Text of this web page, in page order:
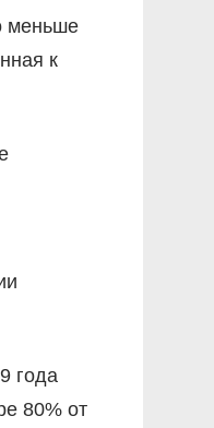
меньше
к
года
80% от